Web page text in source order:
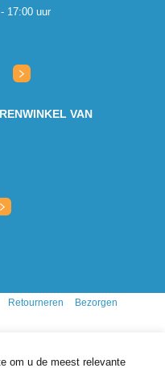
om u de meest relevante
17:00 uur
VAN
Retourneren
Bezorgen